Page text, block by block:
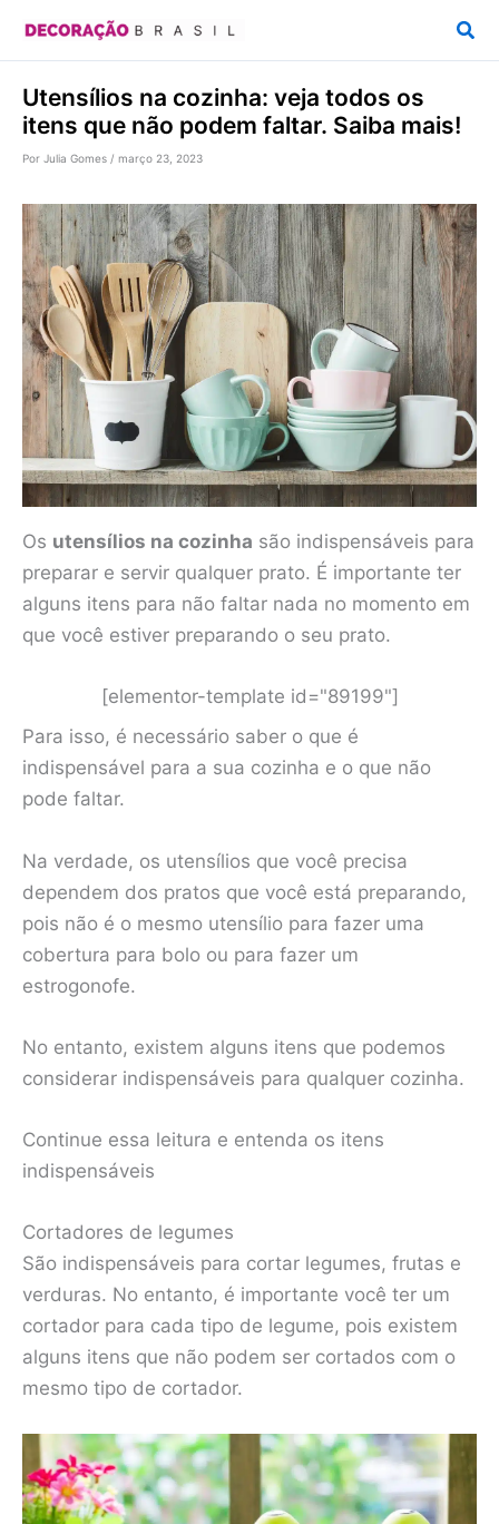
conteúdo
Utensílios na cozinha: veja todos os
itens que não podem faltar. Saiba mais!
Por Julia Gomes / março 23, 2023
Os utensílios na cozinha são indispensáveis para
preparar e servir qualquer prato. É importante ter
alguns itens para não faltar nada no momento em
que você estiver preparando o seu prato.
[elementor-template id="89199"]
Para isso, é necessário saber o que é
indispensável para a sua cozinha e o que não
pode faltar.
Na verdade, os utensílios que você precisa
dependem dos pratos que você está preparando,
pois não é o mesmo utensílio para fazer uma
cobertura para bolo ou para fazer um
estrogonofe.
No entanto, existem alguns itens que podemos
considerar indispensáveis para qualquer cozinha.
Continue essa leitura e entenda os itens
indispensáveis
Cortadores de legumes
São indispensáveis para cortar legumes, frutas e
verduras. No entanto, é importante você ter um
cortador para cada tipo de legume, pois existem
alguns itens que não podem ser cortados com o
mesmo tipo de cortador.